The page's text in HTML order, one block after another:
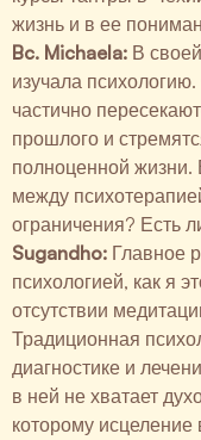
жизнь и в ее
Bc. Michaela: В
изучала
частично
прошлого и
полноценной
между
ограничения? Есть
Sugandho: Главное
психологией, как я
отсутствии
Традиционная
диагностике и
в ней не хватает
которому исцеление